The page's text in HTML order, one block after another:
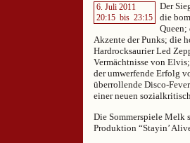
6. Juli 2011
20:15 bis 23:15
Der
die
Akzente der Punks; die
Hardrocksaurier Led
Vermächtnisse von
der umwerfende Erfolg
überrollende Disco-
einer neuen
Die Sommerspiele Melk
Produktion “Stayin’